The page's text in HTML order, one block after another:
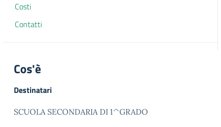
Costi
Contatti
Cos'è
Destinatari
SCUOLA SECONDARIA DI 1^GRADO